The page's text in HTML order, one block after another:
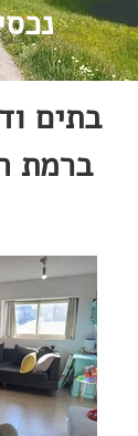
ברמת